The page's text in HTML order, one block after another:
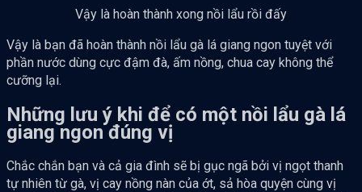
Vậy là hoàn thành xong nồi lẩu rồi đấy
Vậy là bạn đã hoàn thành nồi lẩu gà lá giang ngon tuyệt với
phần nước dùng cực đậm đà, ấm nồng, chua cay không thể
cưỡng lại.
Những lưu ý khi để có một nồi lẩu gà lá
giang ngon đúng vị
Chắc chắn bạn và cả gia đình sẽ bị gục ngã bởi vị ngọt thanh
tự nhiên từ gà, vị cay nồng nàn của ớt, sả hòa quyện cùng vị